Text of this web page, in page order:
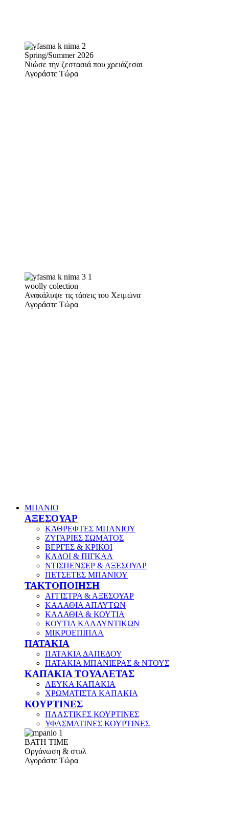
Spring/Summer 2026
Νιώσε την ζεστασιά που χρειάζεσαι
Αγοράστε Τώρα
woolly colection
Ανακάλυψε τις τάσεις του Χειμώνα
Αγοράστε Τώρα
ΜΠΑΝΙΟ
ΑΞΕΣΟΥΑΡ
ΚΑΘΡΕΦΤΕΣ ΜΠΑΝΙΟΥ
ΖΥΓΑΡΙΕΣ ΣΩΜΑΤΟΣ
ΒΕΡΓΕΣ & ΚΡΙΚΟΙ
ΚΑΔΟΙ & ΠΙΓΚΑΛ
ΝΤΙΣΠΕΝΣΕΡ & ΑΞΕΣΟΥΑΡ
ΠΕΤΣΕΤΕΣ ΜΠΑΝΙΟΥ
ΤΑΚΤΟΠΟΙΗΣΗ
ΑΓΓΙΣΤΡΑ & ΑΞΕΣΟΥΑΡ
ΚΑΛΑΘΙΑ ΑΠΛΥΤΩΝ
ΚΑΛΑΘΙΑ & ΚΟΥΤΙΑ
ΚΟΥΤΙΑ ΚΑΛΛΥΝΤΙΚΩΝ
ΜΙΚΡΟΕΠΙΠΛΑ
ΠΑΤΑΚΙΑ
ΠΑΤΑΚΙΑ ΔΑΠΕΔΟΥ
ΠΑΤΑΚΙΑ ΜΠΑΝΙΕΡΑΣ & ΝΤΟΥΣ
ΚΑΠΑΚΙΑ ΤΟΥΑΛΕΤΑΣ
ΛΕΥΚΑ ΚΑΠΑΚΙΑ
ΧΡΩΜΑΤΙΣΤΑ ΚΑΠΑΚΙΑ
ΚΟΥΡΤΙΝΕΣ
ΠΛΑΣΤΙΚΕΣ ΚΟΥΡΤΙΝΕΣ
ΥΦΑΣΜΑΤΙΝΕΣ ΚΟΥΡΤΙΝΕΣ
ΒΑΤΗ ΤΙΜΕ
Οργάνωση & στυλ
Αγοράστε Τώρα